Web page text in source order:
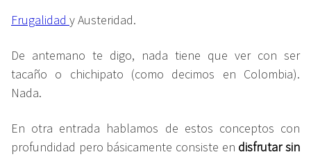
Frugalidad y Austeridad.
De antemano te digo, nada tiene que ver con ser
tacaño o chichipato (como decimos en Colombia).
Nada.
En otra entrada hablamos de estos conceptos con
profundidad pero básicamente consiste en disfrutar sin